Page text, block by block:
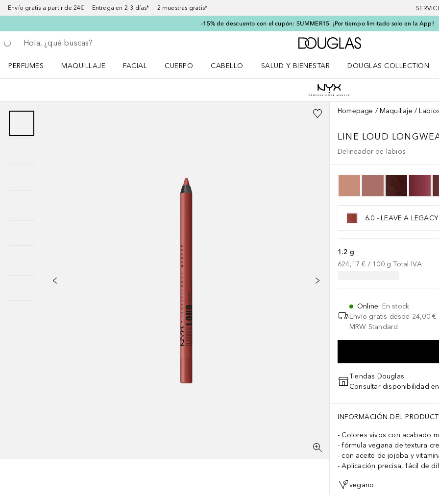
Envío gratis a partir de 24€ Entrega en 2-3 días* 2 muestras gratis*
-15% de descuento con el cupón: SUMMER15. ¡Por tiempo limitado solo en la App!
Regresar
Ejecutar búsqueda
A Douglas Home
PERFUMES
MAQUILLAJE
FACIAL
CUERPO
CABELLO
SALUD Y BIENESTAR
DOUGLAS COLLECTION
Homepage Maquillaje
LINE LOUD
Delineador de labios
6.0 - LEAVE A LEGACY
1.2 g
624,17 € / 100 g Total IVA
Online: En stock
Envío gratis desde 24,00 €
MRW Standard
Tiendas Douglas
Consultar disponibilidad
INFORMACIÓN DEL
Colores vivos con acabado
fórmula vegana de textura
con aceite de jojoba y
Aplicación precisa, fácil de
vegano